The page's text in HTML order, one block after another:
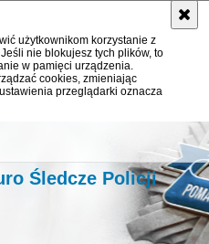
użytkownikom korzystanie z
nie blokujesz tych plików, to
w pamięci urządzenia.
cookies, zmieniając
przeglądarki oznacza
Śledcze Policji